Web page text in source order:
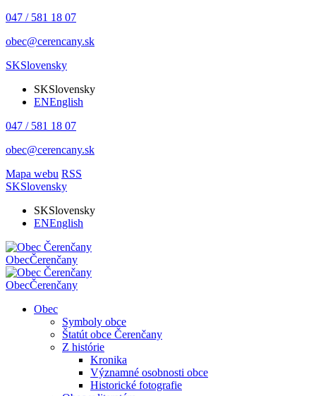
047 / 581 18 07
obec@cerencany.sk
SKSlovensky
SKSlovensky
ENEnglish
047 / 581 18 07
obec@cerencany.sk
Mapa webu RSS
SKSlovensky
SKSlovensky
ENEnglish
ObecČerenčany
ObecČerenčany
Obec
Symboly obce
Štatút obce Čerenčany
Z histórie
Kronika
Významné osobnosti obce
Historické fotografie